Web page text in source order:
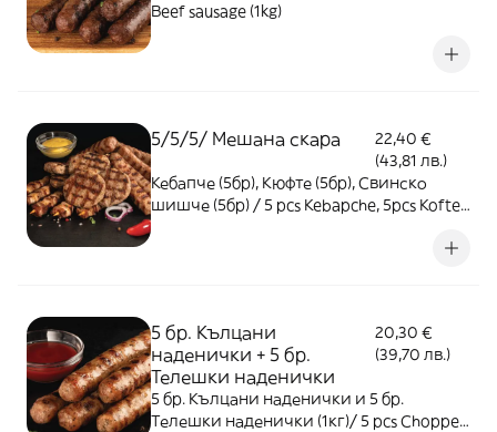
Beef sausage (1kg)
5/5/5/ Мешана скара
22,40 €
(43,81 лв.)
Кебапче (5бр), Кюфте (5бр), Свинско
шишче (5бр) / 5 pcs Kebapche, 5pcs Kofte,
5 бр. Кълцани
наденички + 5 бр.
Телешки наденички
20,30 €
(39,70 лв.)
5 бр. Кълцани наденички и 5 бр.
Телешки наденички (1кг)/ 5 pcs Chopped